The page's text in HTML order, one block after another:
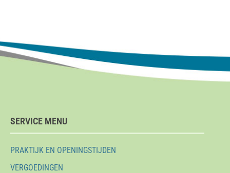
SERVICE MENU
PRAKTIJK EN OPENINGSTIJDEN
VERGOEDINGEN